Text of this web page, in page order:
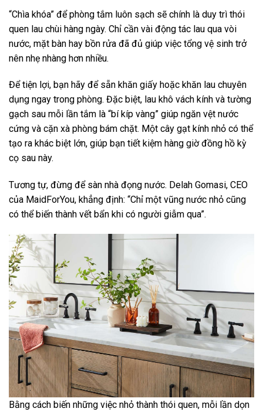
“Chìa khóa” để phòng tắm luôn sạch sẽ chính là duy trì thói
quen lau chùi hàng ngày. Chỉ cần vài động tác lau qua vòi
nước, mặt bàn hay bồn rửa đã đủ giúp việc tổng vệ sinh trở
nên nhẹ nhàng hơn nhiều.
Để tiện lợi, bạn hãy để sẵn khăn giấy hoặc khăn lau chuyên
dụng ngay trong phòng. Đặc biệt, lau khô vách kính và tường
gạch sau mỗi lần tắm là “bí kíp vàng” giúp ngăn vệt nước
cứng và cặn xà phòng bám chặt. Một cây gạt kính nhỏ có thể
tạo ra khác biệt lớn, giúp bạn tiết kiệm hàng giờ đồng hồ kỳ
cọ sau này.
Tương tự, đừng để sàn nhà đọng nước. Delah Gomasi, CEO
của MaidForYou, khẳng định: “Chỉ một vũng nước nhỏ cũng
có thể biến thành vết bẩn khi có người giẫm qua”.
Bằng cách biến những việc nhỏ thành thói quen, mỗi lần dọn